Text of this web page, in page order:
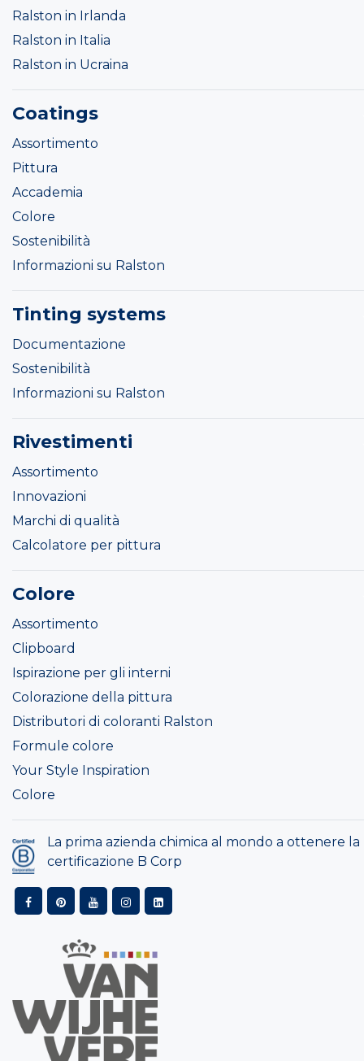
Ralston in Irlanda
Ralston in Italia
Ralston in Ucraina
Coatings
Assortimento
Pittura
Accademia
Colore
Sostenibilità
Informazioni su Ralston
Tinting systems
Documentazione
Sostenibilità
Informazioni su Ralston
Rivestimenti
Assortimento
Innovazioni
Marchi di qualità
Calcolatore per pittura
Colore
Assortimento
Clipboard
Ispirazione per gli interni
Colorazione della pittura
Distributori di coloranti Ralston
Formule colore
Your Style Inspiration
Colore
La prima azienda chimica al mondo a ottenere la
certificazione B Corp